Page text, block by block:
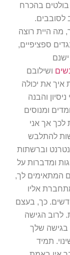
בהכרח
לסובבים.
מה היית רוצה
ספציפיים,
ושילובם
איך את יכולה
והבנה
ומנוסים
לכך אך אני
להתלבש
וברשתות
ומדברות על
המתאימים לך,
אליו
כך, בעצם
לרוב הגישה
בגישה שלך
תמיד